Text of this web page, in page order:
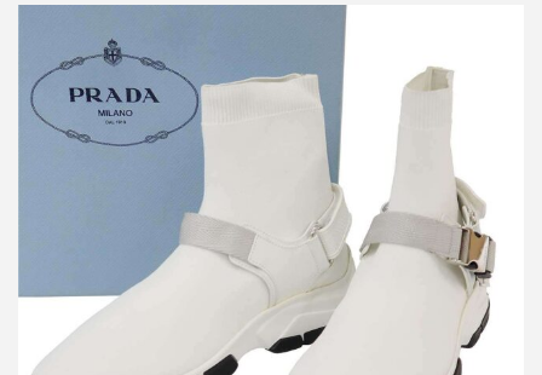
プラダ ソックスベルテッドスニーカー 1T942I
買取金額12,000円
詳しく見る